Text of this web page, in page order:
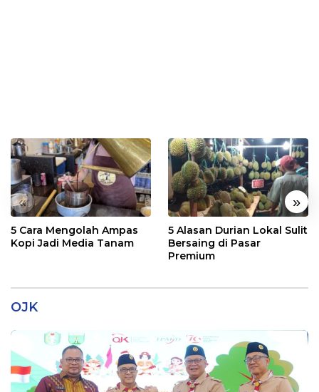
« »
5 Cara Mengolah Ampas
Kopi Jadi Media Tanam
5 Alasan Durian Lokal Sulit
Bersaing di Pasar
Premium
OJK